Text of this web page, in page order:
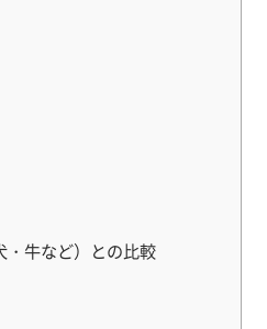
牛など）との比較